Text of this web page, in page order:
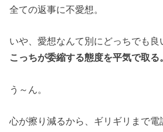
全ての返事に不愛想。
いや、愛想なんて別にどっちでも良
こっちが委縮する態度を平気で取る
う～ん。
心が擦り減るから、ギリギリまで電